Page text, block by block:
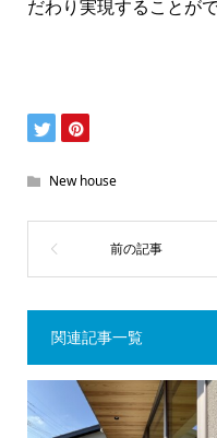
だわり実現することが
New house
関連記事一覧